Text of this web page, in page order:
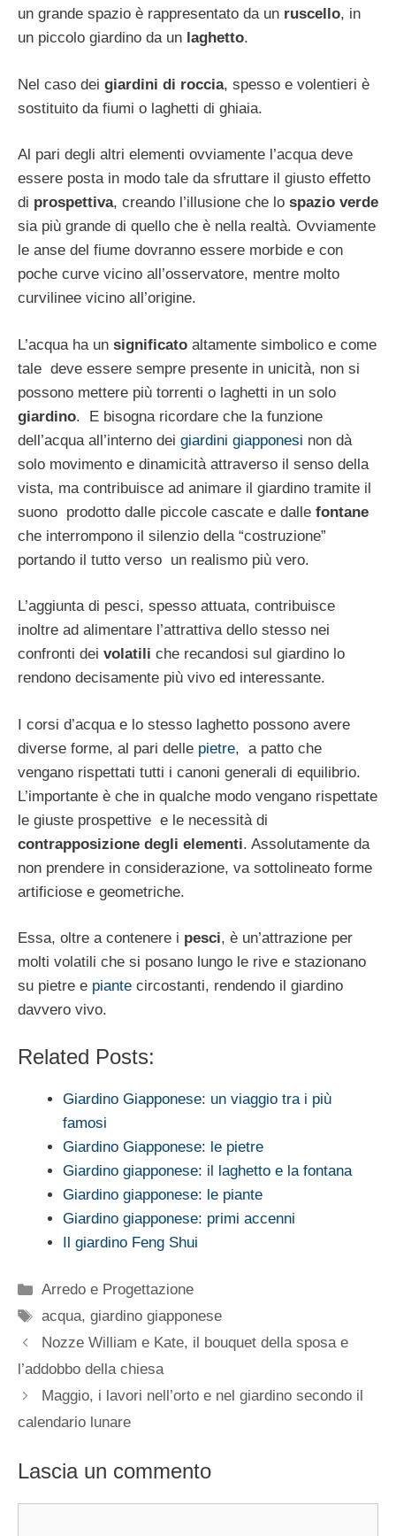
un grande spazio è rappresentato da un ruscello, in
un piccolo giardino da un laghetto.
Nel caso dei giardini di roccia, spesso e volentieri è
sostituito da fiumi o laghetti di ghiaia.
Al pari degli altri elementi ovviamente l’acqua deve
essere posta in modo tale da sfruttare il giusto effetto
di prospettiva, creando l’illusione che lo spazio verde
sia più grande di quello che è nella realtà. Ovviamente
le anse del fiume dovranno essere morbide e con
poche curve vicino all’osservatore, mentre molto
curvilinee vicino all’origine.
L’acqua ha un significato altamente simbolico e come
tale deve essere sempre presente in unicità, non si
possono mettere più torrenti o laghetti in un solo
giardino. E bisogna ricordare che la funzione
dell’acqua all’interno dei giardini giapponesi non dà
solo movimento e dinamicità attraverso il senso della
vista, ma contribuisce ad animare il giardino tramite il
suono prodotto dalle piccole cascate e dalle fontane
che interrompono il silenzio della “costruzione”
portando il tutto verso un realismo più vero.
L’aggiunta di pesci, spesso attuata, contribuisce
inoltre ad alimentare l’attrattiva dello stesso nei
confronti dei volatili che recandosi sul giardino lo
rendono decisamente più vivo ed interessante.
I corsi d’acqua e lo stesso laghetto possono avere
diverse forme, al pari delle pietre, a patto che
vengano rispettati tutti i canoni generali di equilibrio.
L’importante è che in qualche modo vengano rispettate
le giuste prospettive e le necessità di
contrapposizione degli elementi. Assolutamente da
non prendere in considerazione, va sottolineato forme
artificiose e geometriche.
Essa, oltre a contenere i pesci, è un’attrazione per
molti volatili che si posano lungo le rive e stazionano
su pietre e piante circostanti, rendendo il giardino
davvero vivo.
Related Posts:
Giardino Giapponese: un viaggio tra i più
famosi
Giardino Giapponese: le pietre
Giardino giapponese: il laghetto e la fontana
Giardino giapponese: le piante
Giardino giapponese: primi accenni
Il giardino Feng Shui
Categorie
Arredo e Progettazione
Tag
acqua,giardino giapponese
Nozze William e Kate, il bouquet della sposa e
l’addobbo della chiesa
Maggio, i lavori nell’orto e nel giardino secondo il
calendario lunare
Lascia un commento